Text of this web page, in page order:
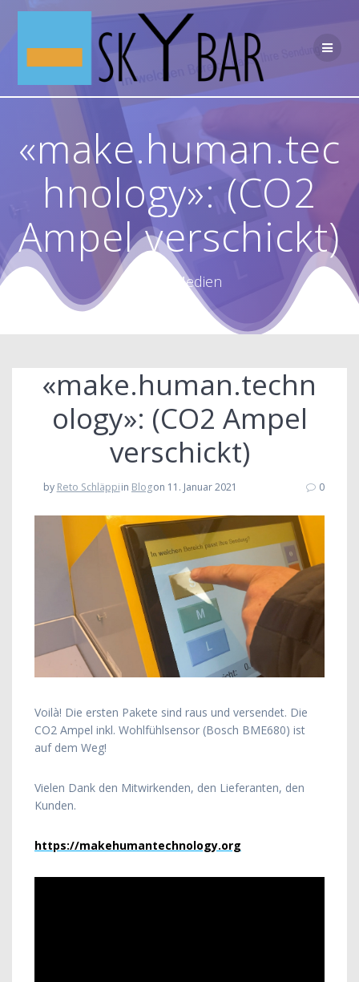
Skip
to
content
«make.human.tec
hnology»: (CO2
Ampel verschickt)
PR & Medien
«make.human.techn
ology»: (CO2 Ampel
verschickt)
by Reto Schläppiin Blogon 11. Januar 2021 0
Voilà! Die ersten Pakete sind raus und versendet. Die
CO2 Ampel inkl. Wohlfühlsensor (Bosch BME680) ist
auf dem Weg!
Vielen Dank den Mitwirkenden, den Lieferanten, den
Kunden.
https://makehumantechnology.org